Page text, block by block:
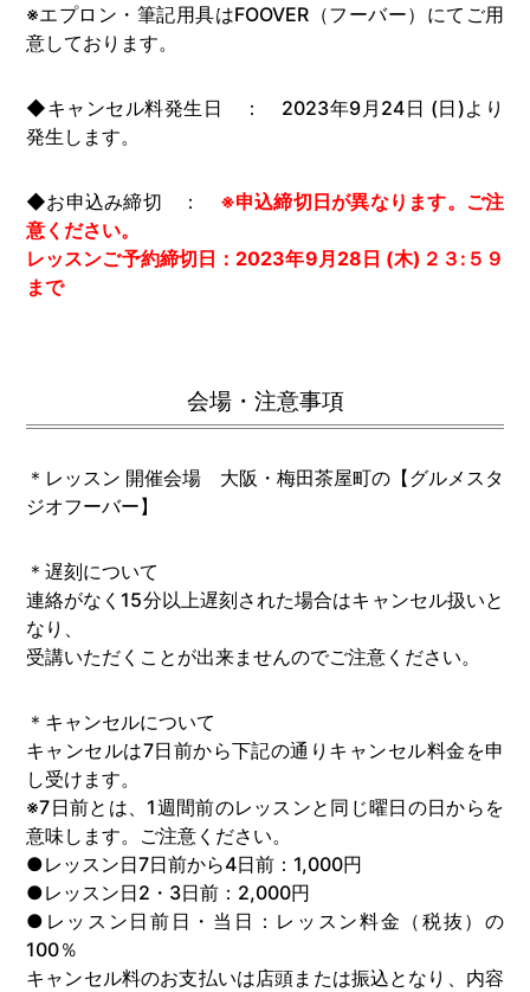
※エプロン・筆記用具はFOOVER（フーバー）にてご用
意しております。
◆キャンセル料発生日 ： 2023年9月24日 (日)より
発生します。
◆お申込み締切 ： ※申込締切日が異なります。ご注
意ください。
レッスンご予約締切日：2023年9月28日 (木)２３:５９
まで
会場・注意事項
＊レッスン 開催会場 大阪・梅田茶屋町の【グルメスタ
ジオフーバー】
＊遅刻について
連絡がなく15分以上遅刻された場合はキャンセル扱いと
なり、
受講いただくことが出来ませんのでご注意ください。
＊キャンセルについて
キャンセルは7日前から下記の通りキャンセル料金を申
し受けます。
※7日前とは、1週間前のレッスンと同じ曜日の日からを
意味します。ご注意ください。
●レッスン日7日前から4日前：1,000円
●レッスン日2・3日前：2,000円
●レッスン日前日・当日：レッスン料金（税抜）の
100％
キャンセル料のお支払いは店頭または振込となり、内容